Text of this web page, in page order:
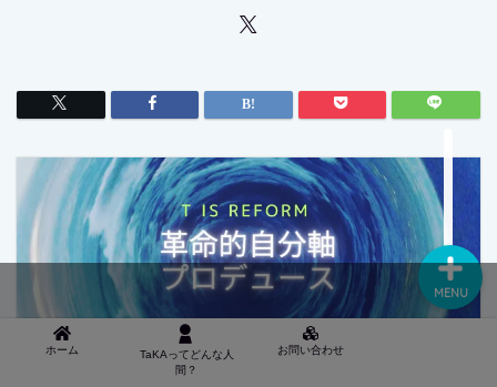
ホーム
TaKAってどんな人
間？
お問い合わせ
MENU
● TAKAってどんな人間？
■ お問い合わせ